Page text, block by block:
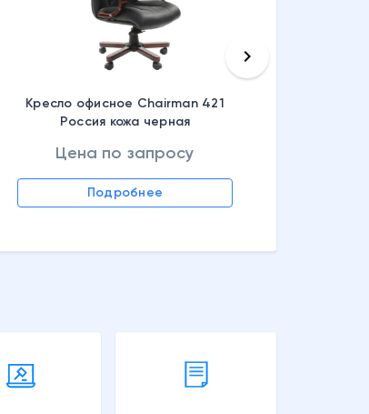
Кресло офисное Chairman 421
Россия кожа черная
Цена по запросу
Подробнее
keyboard_arrow_right